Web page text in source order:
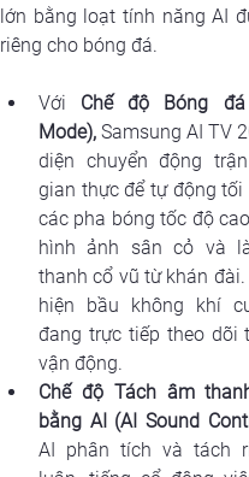
lớn bằng loạt tính năng AI
riêng cho bóng đá.
Với Chế độ Bóng
Mode), Samsung AI TV
diện chuyển động
gian thực để tự động
các pha bóng tốc độ
hình ảnh sân cỏ và
thanh cổ vũ từ khán
hiện bầu không khí
đang trực tiếp theo dõi
vận động.
Chế độ Tách âm
bằng AI (AI Sound
AI phân tích và tách